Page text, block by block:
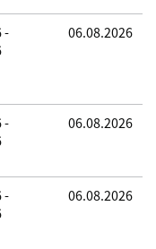
-
06.08.2026
-
06.08.2026
-
06.08.2026